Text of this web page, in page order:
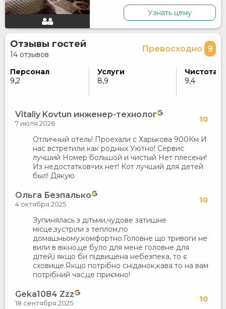
Узнать цену
Отзывы гостей
14 отзывов
Превосходно 9
Персонал
9,2
Услуги
8,9
Чистота
9,4
Vitaliy Kovtun инженер-технолог 10
7 июля 2026
Отличный отель! Проехали с Харькова 900Км И
нас встретили как родных Уютно! Сервис
лучший Номер большой и чистый Нет плесени!
Из недостатков=их нет! Кот лучший для детей
был! Дякую
Ольга Безпалько 10
4 октября 2025
Зупинялась з дітьми,чудове затишне
місце,зустріли з теплом,по
домашньому,комфортно.Головне що тривоги не
вили в вікно,це було для мене головне для
дітей,і якщо би підвищена небезпека, то є
сховище.Якщо потрібно сніданок,кава то на вам
потрібний час,це приємно!
Geka1084 Zzz 10
18 сентября 2025